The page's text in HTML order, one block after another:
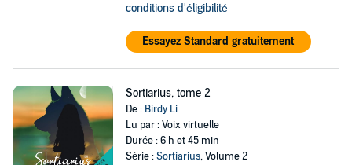
conditions d'éligibilité
Essayez Standard gratuitement
Sortiarius, tome 2
De : Birdy Li
Lu par : Voix virtuelle
Durée : 6 h et 45 min
Série :Sortiarius, Volume 2